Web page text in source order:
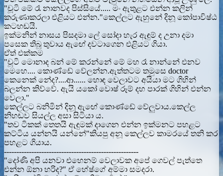
"චූටි මේ රෑ නානවද පිස්සියේ..... මං ඇතුළට එන්න කලින්
කරුණාකරලා එළියට එන්න."කෙල්ලට ඇහුනේ දිනූ කෝපාවිෂ්ඨ
කටහඬයි.
ඉක්මනින් නාසය පිසදමා ලේ සෝදා හැර ඇඳුම් ද උනා දමා
පසෙක තිබූ තුවාය ඇඟේ දවටාගෙන එළියට ගියා.
ඒත් එක්කම
"චූටි මොනාද බන් මේ කරන්නේ මේ මහ රෑ නාන්නේ එනව
මෙහෙ.... කොණ්ඩේ වේලන්න.ඇත්තටම තමුසෙ doctor
කෙනෙක් නේද?....ආ...... හොඳ වෙලාවට අයියා මට ගිහින්
බලන්න කිව්වේ. ඇයි යකෝ වොෂ් රූම් දහ පාරක් ගිහින් එන්න
වෙලා."
කෙල්ලට බනිමින් දිනූ ඇඟේ කොණ්ඩේ වේලුවාය.කෙල්ල
නිහඬව සියල්ල අසා සිටියා ය.
"තව ටිකක් තෙතයි ඇඳුමක් දාගෙන එන්න ඉක්මනට පහළට
කට්ටිය යන්නයි යන්නේ"කියපු අනූ කෙල්ලව කාමරයේ තනි කර
පහළට ගියාය.
------------------------------------------------------
"දෝණි අපි යනවා එහෙනම් වෙලාවක අපේ ගෙවල් පැත්තෙ
එන්න ඕනා හරිද?" ඒ හේෂ්ගේ අම්මා සමදරා.